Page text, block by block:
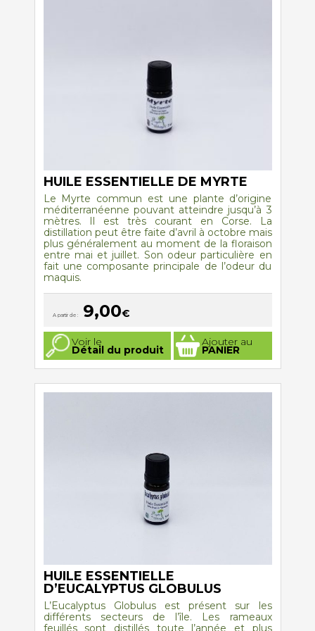
HUILE ESSENTIELLE DE MYRTE
Le Myrte commun est une plante d’origine
méditerranéenne pouvant atteindre jusqu’à 3
mètres. Il est très courant en Corse. La
distillation peut être faite d’avril à octobre mais
plus généralement au moment de la floraison
entre mai et juillet. Son odeur particulière en
fait une composante principale de l’odeur du
maquis.
A partir de : 9,00€
Voir le
Détail du produit
Ajouter au
PANIER
Ce
produit
a
plusieurs
Les
options
HUILE ESSENTIELLE
D’EUCALYPTUS GLOBULUS
L’Eucalyptus Globulus est présent sur les
différents secteurs de l’île. Les rameaux
feuillés sont distillés toute l’année et plus